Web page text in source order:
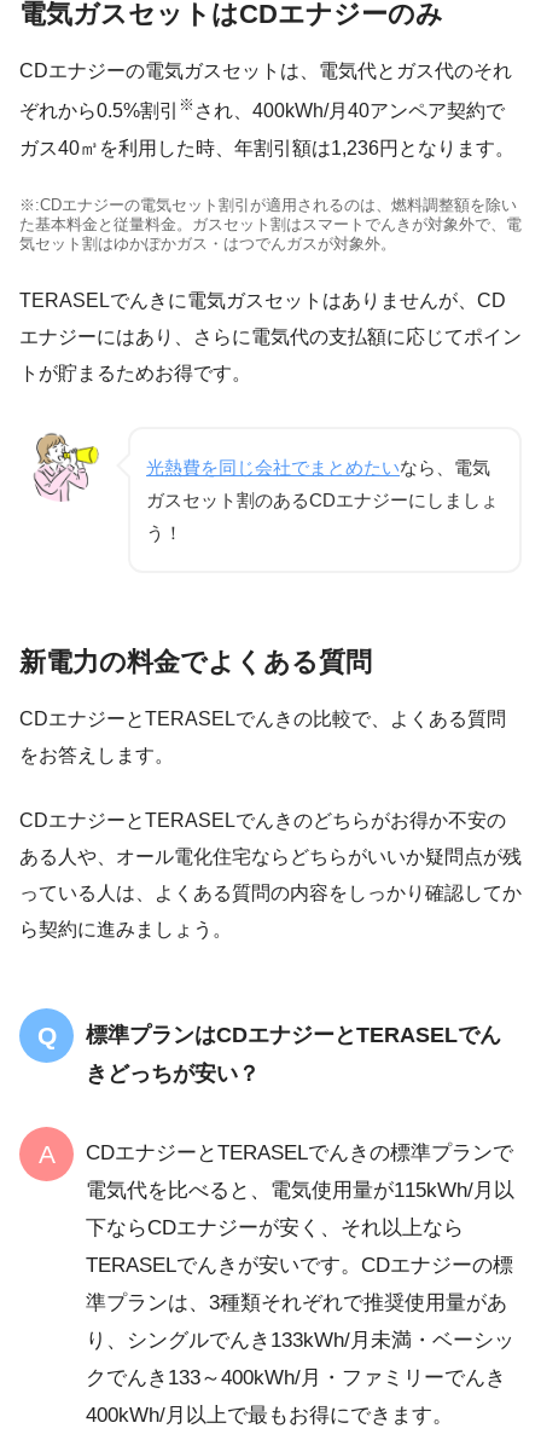
電気ガスセットはCDエナジーのみ
CDエナジーの電気ガスセットは、電気代とガス代のそれ
ぞれから0.5%割引
※ され、400kWh/月40アンペア契約で
ガス40㎥を利用した時、年割引額は1,236円となります。
※:CDエナジーの電気セット割引が適用されるのは、燃料調整額を除い
た基本料金と従量料金。ガスセット割はスマートでんきが対象外で、電
気セット割はゆかぽかガス・はつでんガスが対象外。
TERASELでんきに電気ガスセットはありませんが、CD
エナジーにはあり、さらに電気代の支払額に応じてポイン
トが貯まるためお得です。
光熱費を同じ会社でまとめたいなら、電気
ガスセット割のあるCDエナジーにしましょ
う！
新電力の料金でよくある質問
CDエナジーとTERASELでんきの比較で、よくある質問
をお答えします。
CDエナジーとTERASELでんきのどちらがお得か不安の
ある人や、オール電化住宅ならどちらがいいか疑問点が残
っている人は、よくある質問の内容をしっかり確認してか
ら契約に進みましょう。
標準プランはCDエナジーとTERASELでん
きどっちが安い？
CDエナジーとTERASELでんきの標準プランで
電気代を比べると、電気使用量が115kWh/月以
下ならCDエナジーが安く、それ以上なら
TERASELでんきが安いです。CDエナジーの標
準プランは、3種類それぞれで推奨使用量があ
り、シングルでんき133kWh/月未満・ベーシッ
クでんき133～400kWh/月・ファミリーでんき
400kWh/月以上で最もお得にできます。